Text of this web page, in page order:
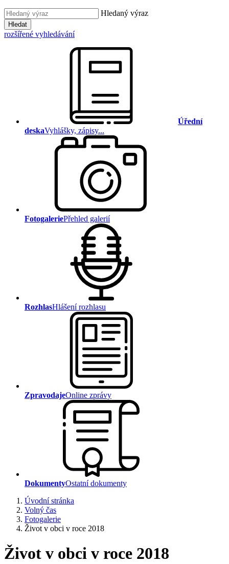
Hledaný výraz
Hledat
rozšířené vyhledávání
Úřední
deskaVyhlášky, zápisy...
FotogaleriePřehled galerií
RozhlasHlášení rozhlasu
ZpravodajeOnline zprávy
DokumentyOstatní dokumenty
Úvodní stránka
Volný čas
Fotogalerie
Život v obci v roce 2018
Život v obci v roce 2018